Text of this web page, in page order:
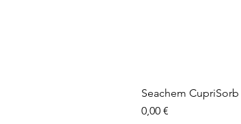
Seachem
Prezzo
0,00 €